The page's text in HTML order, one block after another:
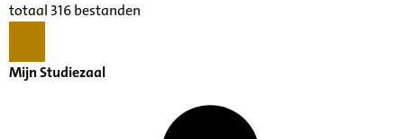
totaal 316 bestanden
Mijn Studiezaal